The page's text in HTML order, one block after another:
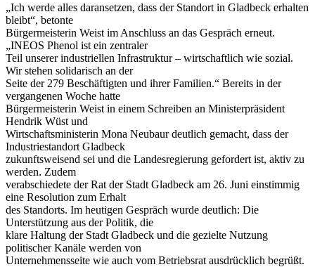
„Ich werde alles daransetzen, dass der Standort in Gladbeck erhalten
bleibt“, betonte
Bürgermeisterin Weist im Anschluss an das Gespräch erneut.
„INEOS Phenol ist ein zentraler
Teil unserer industriellen Infrastruktur – wirtschaftlich wie sozial.
Wir stehen solidarisch an der
Seite der 279 Beschäftigten und ihrer Familien.“ Bereits in der
vergangenen Woche hatte
Bürgermeisterin Weist in einem Schreiben an Ministerpräsident
Hendrik Wüst und
Wirtschaftsministerin Mona Neubaur deutlich gemacht, dass der
Industriestandort Gladbeck
zukunftsweisend sei und die Landesregierung gefordert ist, aktiv zu
werden. Zudem
verabschiedete der Rat der Stadt Gladbeck am 26. Juni einstimmig
eine Resolution zum Erhalt
des Standorts. Im heutigen Gespräch wurde deutlich: Die
Unterstützung aus der Politik, die
klare Haltung der Stadt Gladbeck und die gezielte Nutzung
politischer Kanäle werden von
Unternehmensseite wie auch vom Betriebsrat ausdrücklich begrüßt.